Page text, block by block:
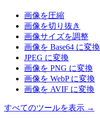
画像を圧縮
画像を切り抜き
画像サイズを調整
画像を Base64 に変換
JPEG に変換
画像を PNG に変換
画像を WebP に変換
画像を AVIF に変換
すべてのツールを表示 →